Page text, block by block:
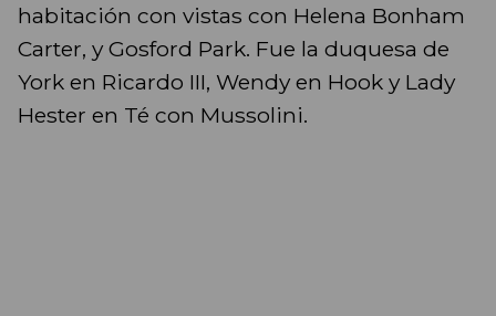
habitación con vistas con Helena Bonham
Carter, y Gosford Park. Fue la duquesa de
York en Ricardo III, Wendy en Hook y Lady
Hester en Té con Mussolini.